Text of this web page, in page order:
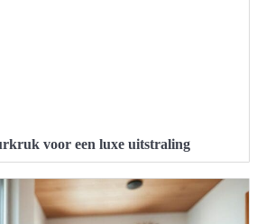
voor een luxe uitstraling